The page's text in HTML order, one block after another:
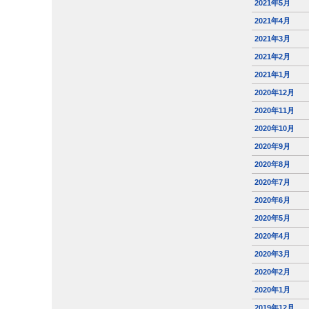
2021年5月
2021年4月
2021年3月
2021年2月
2021年1月
2020年12月
2020年11月
2020年10月
2020年9月
2020年8月
2020年7月
2020年6月
2020年5月
2020年4月
2020年3月
2020年2月
2020年1月